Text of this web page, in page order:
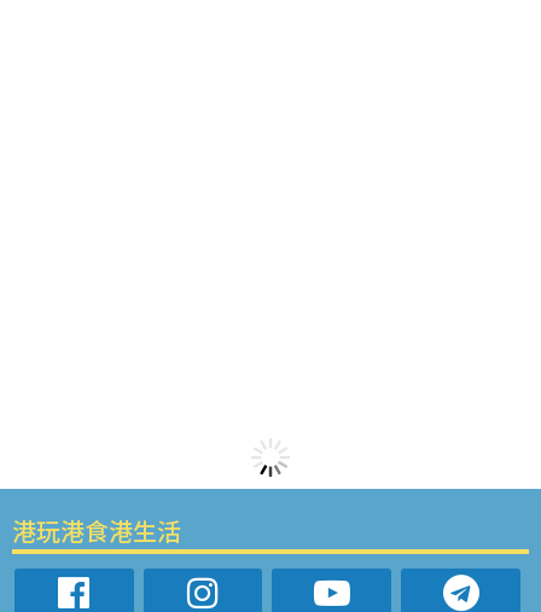
港玩港食港生活